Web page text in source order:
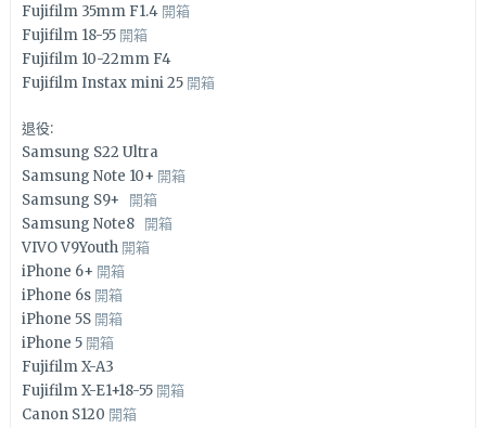
Fujifilm 35mm F1.4 開箱
Fujifilm 18-55 開箱
Fujifilm 10-22mm F4
Fujifilm Instax mini 25 開箱
退役:
Samsung S22 Ultra
Samsung Note 10+ 開箱
Samsung S9+ 開箱
Samsung Note8 開箱
VIVO V9Youth 開箱
iPhone 6+ 開箱
iPhone 6s 開箱
iPhone 5S 開箱
iPhone 5 開箱
Fujifilm X-A3
Fujifilm X-E1+18-55 開箱
Canon S120 開箱